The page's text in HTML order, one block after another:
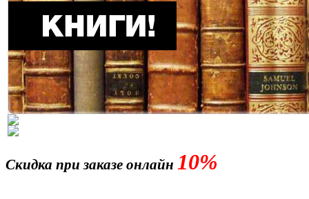
Скидка при заказе онлайн 10%